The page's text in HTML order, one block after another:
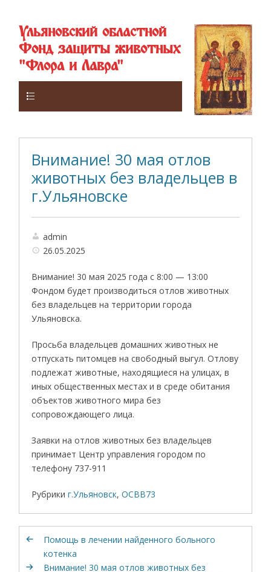
Ульяновский областной
Фонд защиты животных
"Флора и Лавра"
Внимание! 30 мая отлов
животных без владельцев в
г.Ульяновске
admin
26.05.2025
Внимание! 30 мая 2025 года с 8:00 — 13:00
Фондом будет производиться отлов животных
без владельцев на территории города
Ульяновска.
Просьба владельцев домашних животных не
отпускать питомцев на свободный выгул. Отлову
подлежат животные, находящиеся на улицах, в
иных общественных местах и в среде обитания
объектов животного мира без
сопровождающего лица.
Заявки на отлов животных без владельцев
принимает Центр управления городом по
телефону 737-911
Рубрики г.Ульяновск,ОСВВ73
Помощь в лечении найденного больного
котенка
Внимание! 30 мая отлов животных без